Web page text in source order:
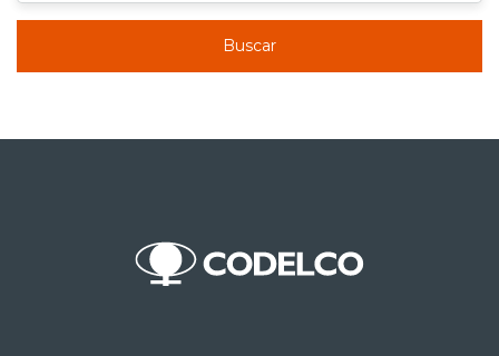
Buscar